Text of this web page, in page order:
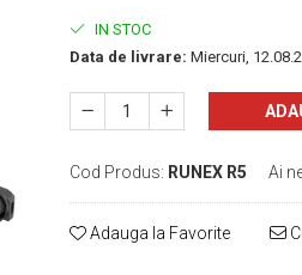
IN STOC
Data de livrare: Miercuri,
Cod Produs: RUNEX R5 Ai
Adauga la Favorite